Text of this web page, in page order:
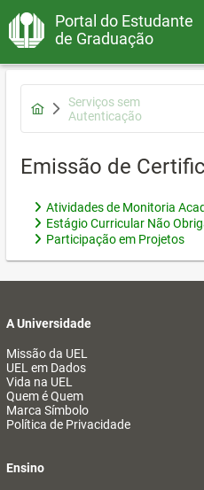
Portal do Estudante
de Graduação
Serviços sem
Autenticação
Emissão de
Atividades de Monitoria
Estágio Curricular Não
Participação em Projetos
A Universidade
Missão da UEL
UEL em Dados
Vida na UEL
Quem é Quem
Marca Símbolo
Política de Privacidade
Ensino